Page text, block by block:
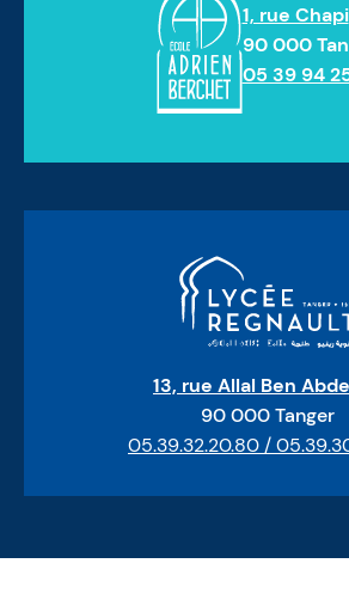
1, rue Chapi
90 000
05 39 94
13, rue Allal Ben
90 000 Tanger
05.39.32.20.80 /